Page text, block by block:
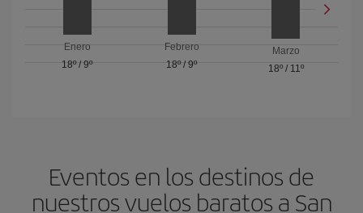
Enero
18º/9º
Febrero
18º/ 9º
Marzo
18º/ 11º
Eventos en los destinos de
nuestros vuelos baratos a San